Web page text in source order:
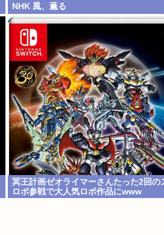
NHK 風、薫る
冥王計画ゼオライマーさんたった2回の
ロボ参戦で大人気ロボ作品にwww